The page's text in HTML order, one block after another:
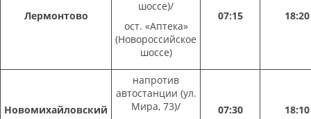
Лермонтово
шоссе)/
ост. «Аптека»
(Новороссийское
шоссе)
07:15 18:20
Новомихайловский
напротив
автостанции (ул.
Мира, 73)/
07:30 18:10